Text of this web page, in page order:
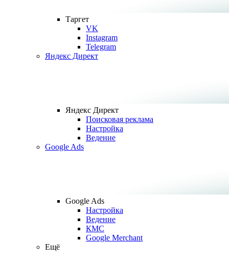
Таргет
VK
Instagram
Telegram
Яндекс Директ
Яндекс Директ
Поисковая реклама
Настройка
Ведение
Google Ads
Google Ads
Настройка
Ведение
КМС
Google Merchant
Ещё